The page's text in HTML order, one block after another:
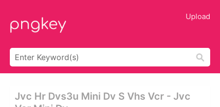
Upload
Jvc Hr Dvs3u Mini Dv S Vhs Vcr - Jvc